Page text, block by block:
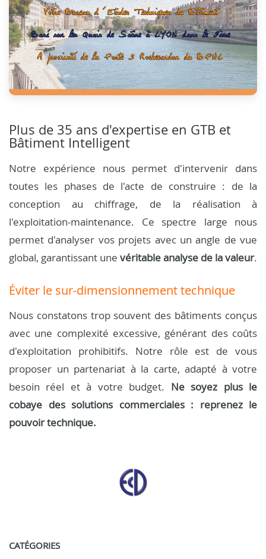
Plus de 35 ans d'expertise en GTB et
Bâtiment Intelligent
Notre expérience nous permet d'intervenir dans
toutes les phases de l'acte de construire : de la
conception au chiffrage, de la réalisation à
l'exploitation-maintenance. Ce spectre large nous
permet d'analyser vos projets avec un angle de vue
global, garantissant une véritable analyse de la valeur.
Éviter le sur-dimensionnement technique
Nous constatons trop souvent des bâtiments conçus
avec une complexité excessive, générant des coûts
d'exploitation prohibitifs. Notre rôle est de vous
proposer un partenariat à la carte, adapté à votre
besoin réel et à votre budget. Ne soyez plus le
cobaye des solutions commerciales : reprenez le
pouvoir technique.
CATÉGORIES